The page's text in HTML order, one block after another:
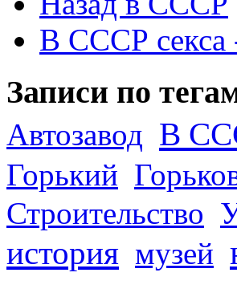
В СССР секса
Записи по
Автозавод В
Горький
Строительство
история музей